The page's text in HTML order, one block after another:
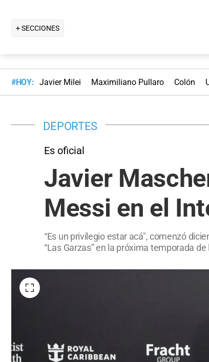
+ SECCIONES
#HOY: Javier Milei Maximiliano Pullaro Colón
DEPORTES
Es oficial
Javier
Messi en el
“Es un privilegio estar acá", comenzó
“Las Garzas” en la próxima temporada de